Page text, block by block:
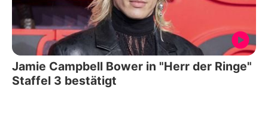
Jamie Campbell Bower in "Herr der Ringe"
Staffel 3 bestätigt